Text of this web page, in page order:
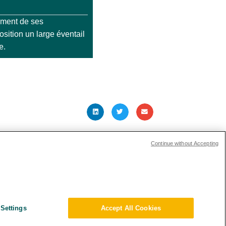
de ses
un large éventail
Environnementale – RSE
Accept All Cookies
Continue without Accepting